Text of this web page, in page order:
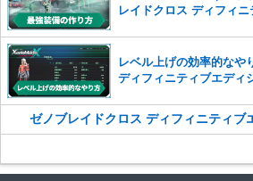
レイドクロス ディフィニ
レベル上げの効率的なや
ディフィニティブエディ
ゼノブレイドクロス ディフィニティブ